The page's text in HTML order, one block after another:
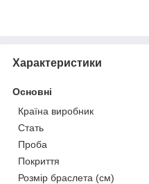
Характеристики
Основні
Країна виробник
Стать
Проба
Покриття
Розмір браслета (см)